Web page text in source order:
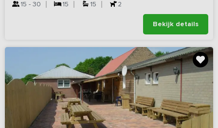
15 - 30 15 15 2
Bekijk details